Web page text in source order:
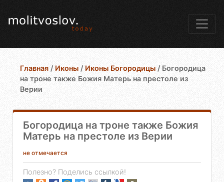
Главная / Иконы / Иконы Богородицы / Богородица
на троне также Божия Матерь на престоле из
Верии
Богородица на троне также Божия
Матерь на престоле из Верии
не отмечается
Полезно? Поделись ссылкой!